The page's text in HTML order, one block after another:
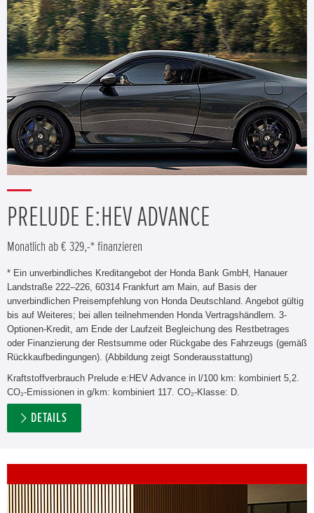
PRELUDE E:HEV ADVANCE
Monatlich ab € 329,-* finanzieren
* Ein unverbindliches Kreditangebot der Honda Bank GmbH, Hanauer
Landstraße 222–226, 60314 Frankfurt am Main, auf Basis der
unverbindlichen Preisempfehlung von Honda Deutschland. Angebot gültig
bis auf Weiteres; bei allen teilnehmenden Honda Vertragshändlern. 3-
Optionen-Kredit, am Ende der Laufzeit Begleichung des Restbetrages
oder Finanzierung der Restsumme oder Rückgabe des Fahrzeugs (gemäß
Rückkaufbedingungen). (Abbildung zeigt Sonderausstattung)
Kraftstoffverbrauch Prelude e:HEV Advance in l/100 km: kombiniert 5,2.
CO₂-Emissionen in g/km: kombiniert 117. CO₂-Klasse: D.
DETAILS